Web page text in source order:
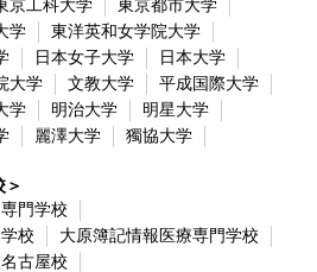
京工科大学
東京都市大学
学
東洋英和女学院大学
日本女子大学
日本大学
大学 文教大学
平成国際大学
学 明治大学
明星大学
麗澤大学
獨協大学
＞
門学校
校
大原簿記情報医療専門学校
古屋校